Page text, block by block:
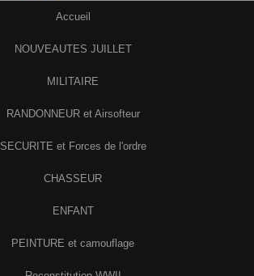
Accueil
NOUVEAUTES JUILLET
MILITAIRE
RANDONNEUR et Airsofteur
SECURITE et Forces de l'ordre
CHASSEUR
ENFANT
PEINTURE et camouflage